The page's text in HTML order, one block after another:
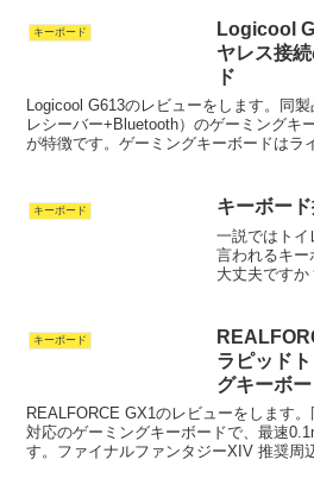
キーボード
Logicool
ヤレス接
ド
Logicool G613のレビューをします。同
レシーバー+Bluetooth）のゲーミングキ
が特徴です。ゲーミングキーボードはラ
キーボード キーボー
一説ではトイ
言われるキー
大丈夫ですか
ヶ月に1度ぐ
ましょう。
キーボード
ラピッド
グキーボ
REALFORCE GX1のレビューをします
対応のゲーミングキーボードで、最速
す。ファイナルファンタジーXIV 推奨周